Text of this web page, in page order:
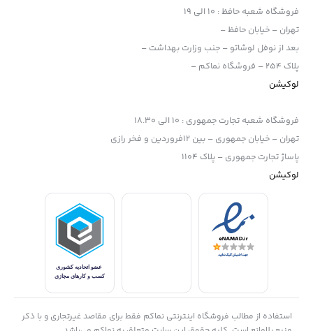
فروشگاه شعبه حافظ: 10 الی 19
تهران – خیابان حافظ –
بعد از نوفل لوشاتو – جنب وزارت بهداشت –
پلاک 254 – فروشگاه نماکم –
لوکیشن
فروشگاه شعبه تجارت جمهوری : 10 الی 18.30
تهران – خیابان جمهوری – بین 12فروردین و فخر رازی
پاساژ تجارت جمهوری – پلاک 1104
لوکیشن
استفاده از مطالب فروشگاه اینترنتی نماکم فقط برای مقاصد غیرتجاری و با ذکر